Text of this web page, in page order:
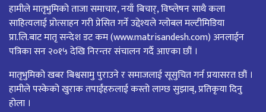
हामीले मातृभुमिको ताजा समाचार, नयाँ बिचार्, विष्लेषन साथै कला
साहित्यलाई प्रोत्साहन गरी प्रेसित गर्ने उद्देश्यले ग्लोबल मल्टीमिडिया
प्रा.लि.बाट मातृ सन्देश डट कम (www.matrisandesh.com) अनलाईन
पत्रिका सन २०१५ देखि निरन्तर संचालन गर्दै आएका छौं ।
मातृभुमिको खबर बिश्वसामु पुराउने र समाजलाई सूसुचित गर्न प्रयासरत छौं ।
हामीले पस्केको खुराक तपाईंहरुलाई कस्तो लाग्छ सुझाब्, प्रतिकृया दिनु
होला ।